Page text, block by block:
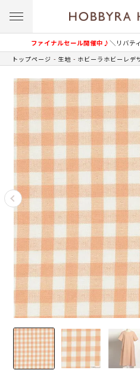
ファイナルセール開催中♪＼リバテ
トップページ 生地 ホビーラホビーレデ